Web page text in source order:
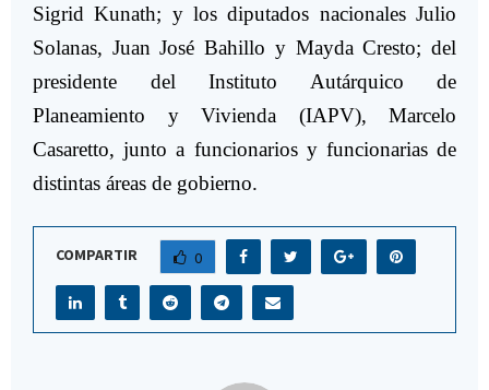
Sigrid Kunath; y los diputados nacionales Julio
Solanas, Juan José Bahillo y Mayda Cresto; del
presidente del Instituto Autárquico de
Planeamiento y Vivienda (IAPV), Marcelo
Casaretto, junto a funcionarios y funcionarias de
distintas áreas de gobierno.
COMPARTIR 0